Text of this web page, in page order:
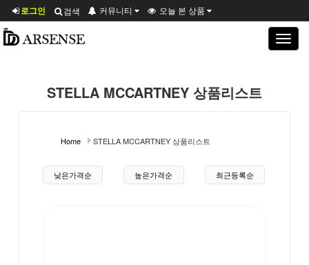
로그인 검색 커뮤니티 오늘 본 상품
Toggle
STELLA MCCARTNEY 상품리스트
Home STELLA MCCARTNEY 상품리스트
상품 정렬낮은가격순 높은가격순 최근등록순